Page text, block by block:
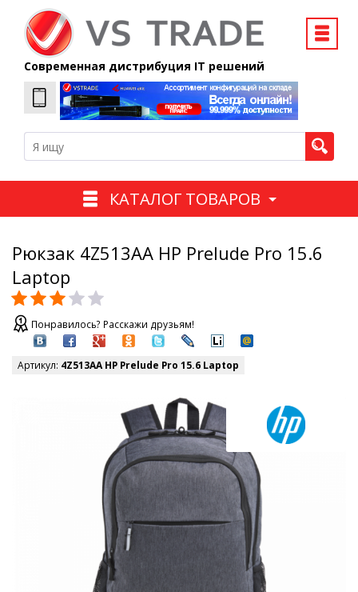
Современная дистрибуция IT решений
КАТАЛОГ ТОВАРОВ
Рюкзак 4Z513AA HP Prelude Pro 15.6
Laptop
Понравилось? Расскажи друзьям!
Артикул: 4Z513AA HP Prelude Pro 15.6 Laptop